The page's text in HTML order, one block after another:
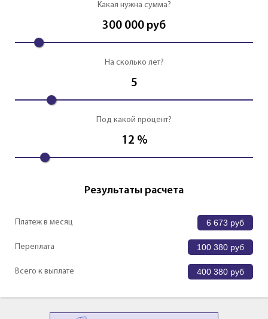
Какая нужна сумма?
300 000 руб
На сколько лет?
5
Под какой процент?
12 %
Результаты расчета
Платеж в месяц 6 673 руб
Переплата 100 380 руб
Всего к выплате 400 380 руб